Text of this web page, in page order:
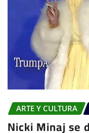
ARTE Y CULTURA
Nicki Minaj se